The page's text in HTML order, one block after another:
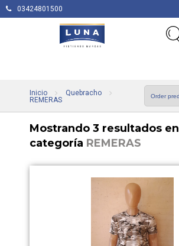
03424801500
Inicio
Quebracho
REMERAS
Mostrando 3 resultados en
categoría REMERAS